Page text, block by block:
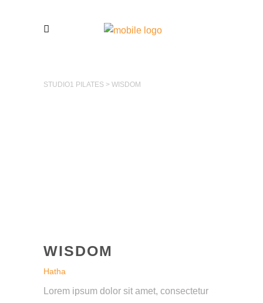
STUDIO1 PILATES > WISDOM
WISDOM
Hatha
Lorem ipsum dolor sit amet, consectetur